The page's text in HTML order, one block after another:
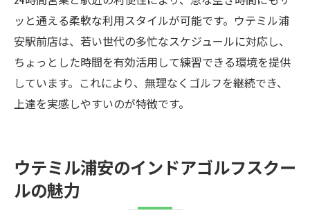
ッと通える柔軟な利用スタイルが可能です。ウテミル浦
安駅前店は、若い世代の多忙なスケジュールに対応し、
ちょっとした時間を有効活用して練習できる環境を提供
しています。これにより、無理なくゴルフを継続でき、
上達を実感しやすいのが特徴です。
ウテミル浦安のインドアゴルフスクー
ルの魅力